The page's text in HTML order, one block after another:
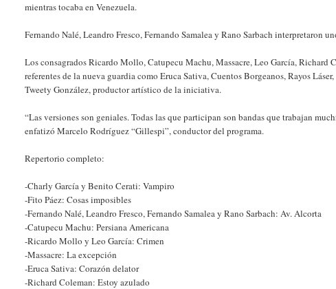
mientras tocaba en Venezuela.
Fernando Nalé, Leandro Fresco, Fernando Samalea y Rano Sarbach interpretaron
Los consagrados Ricardo Mollo, Catupecu Machu, Massacre, Leo García,
referentes de la nueva guardia como Eruca Sativa, Cuentos Borgeanos, Rayos
Tweety González, productor artístico de la iniciativa.
“Las versiones son geniales. Todas las que participan son bandas que trabajan
enfatizó Marcelo Rodríguez “Gillespi”, conductor del programa.
Repertorio completo:
-Charly García y Benito Cerati: Vampiro
-Fito Páez: Cosas imposibles
-Fernando Nalé, Leandro Fresco, Fernando Samalea y Rano Sarbach: Av. Alcorta
-Catupecu Machu: Persiana Americana
-Ricardo Mollo y Leo García: Crimen
-Massacre: La excepción
-Eruca Sativa: Corazón delator
-Richard Coleman: Estoy azulado